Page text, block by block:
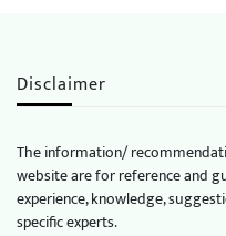
Disclaimer
The information/
website are for reference and
experience, knowledge,
specific experts.